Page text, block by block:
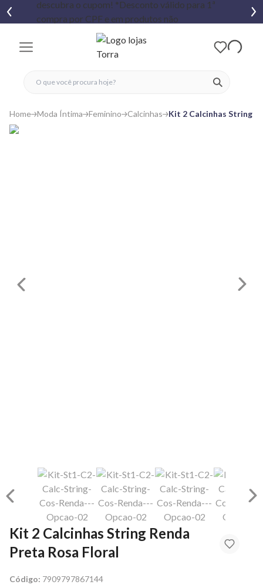
ver
fechar menu
fechar menu
favoritos
Home Moda Íntima Feminino Calcinhas Kit 2 Calcinhas String
Kit 2 Calcinhas String Renda
Preta Rosa Floral
Código: 7909797867144